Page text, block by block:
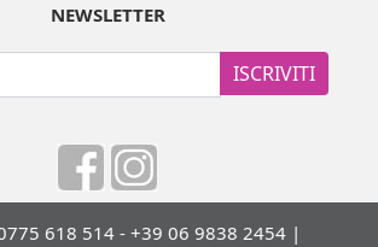
NEWSLETTER
ISCRIVITI
618 514 - +39 06 9838 2454 |